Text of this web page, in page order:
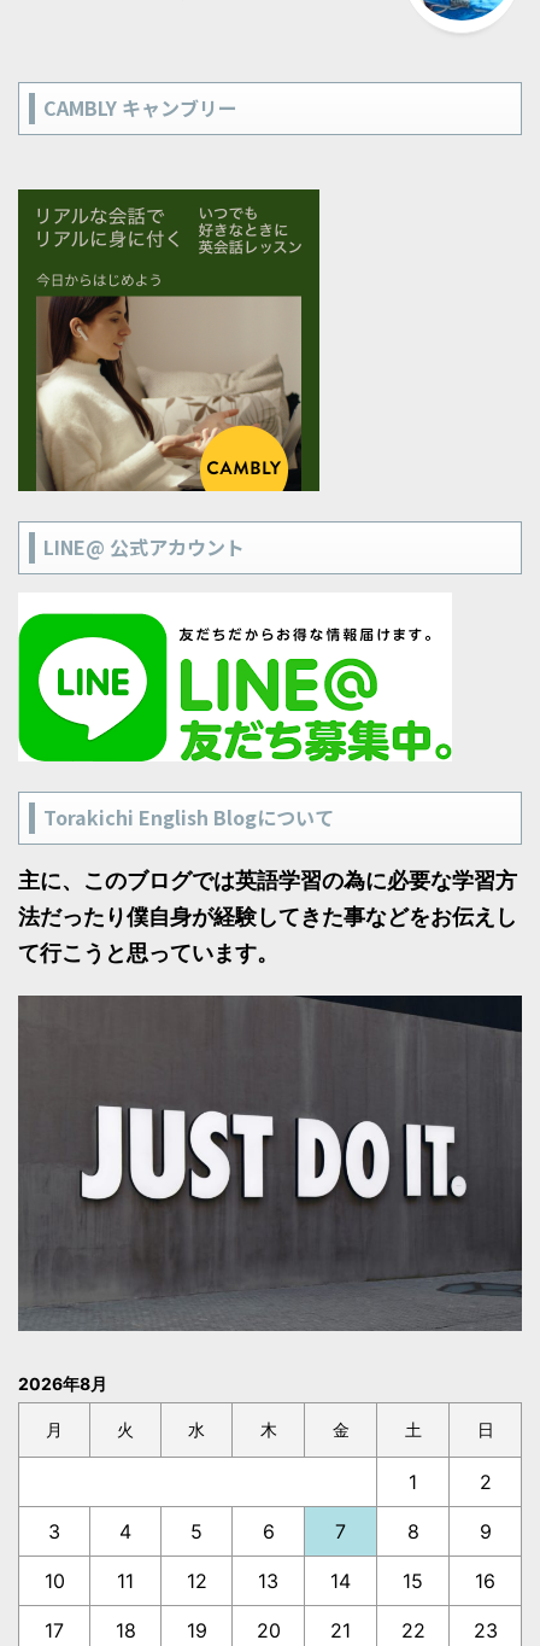
CAMBLY キャンブリー
LINE@ 公式アカウント
Torakichi English Blogについて
主に、このブログでは英語学習の為に必要な学習方
法だったり僕自身が経験してきた事などをお伝えし
て行こうと思っています。
2026年8月
月 火 水 木 金 土 日
1 2
3 4 5 6 7 8 9
10 11 12 13 14 15 16
17 18 19 20 21 22 23